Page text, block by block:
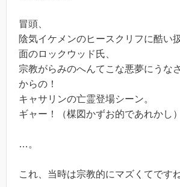
冒頭、
陰気イケメンのヒースクリフに酷い
面のロックウッド氏、
宗教がらみのへんてこな悪夢にうな
からの！
キャサリンの亡霊登場シーン。
ギャー！（楳図かずお的であれかし）
…。
これ、当時は宗教的にマズくてですね